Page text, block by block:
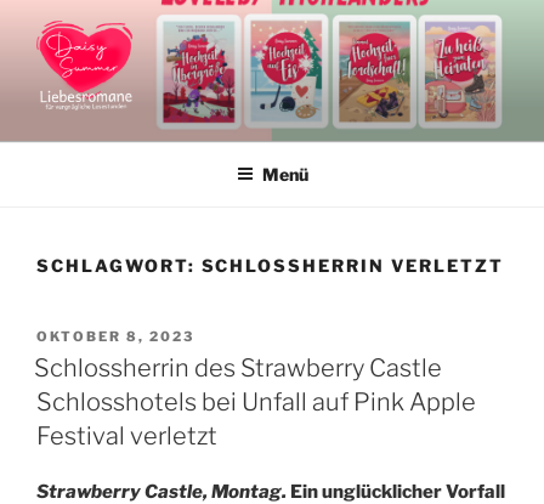
Inhalt
springen
DAISY SUMMER
Menü
SCHLAGWORT: SCHLOSSHERRIN VERLETZT
VERÖFFENTLICHT
AM
OKTOBER 8, 2023
Schlossherrin des Strawberry Castle
Schlosshotels bei Unfall auf Pink Apple
Festival verletzt
Strawberry Castle, Montag. Ein unglücklicher Vorfall